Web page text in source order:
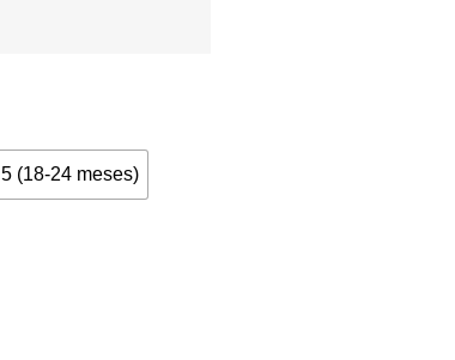
5 (18-24 meses)